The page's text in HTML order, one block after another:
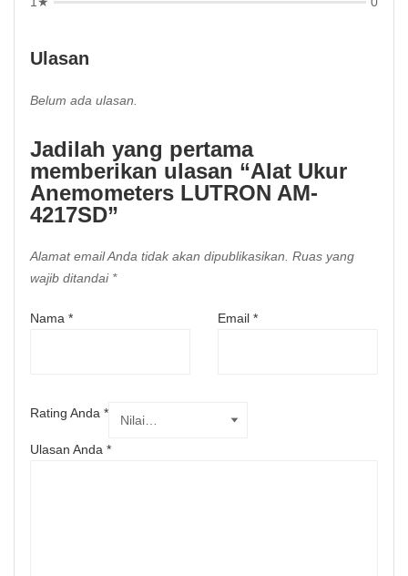
Ulasan
Belum ada ulasan.
Jadilah yang pertama
memberikan ulasan “Alat Ukur
Anemometers LUTRON AM-
4217SD”
Alamat email Anda tidak akan dipublikasikan. Ruas yang
wajib ditandai *
Nama * Email *
Rating Anda *
Ulasan Anda *